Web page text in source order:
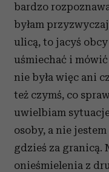
bardzo
byłam
ulicą, to jacyś
uśmiechać i mówić
nie była więc ani
też czymś, co
uwielbiam
osoby, a nie
gdzieś za granicą.
onieśmielenia z